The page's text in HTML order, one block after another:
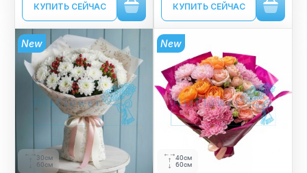
КУПИТЬ СЕЙЧАС КУПИТЬ СЕЙЧАС
New
30см
60см
New
40см
60см